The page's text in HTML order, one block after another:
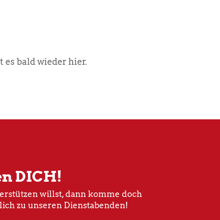
bald wieder hier.
DICH!
willst, dann komme doch
zu unseren Dienstabenden!